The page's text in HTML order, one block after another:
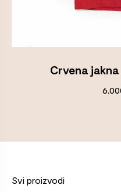
Crvena
Svi proizvodi